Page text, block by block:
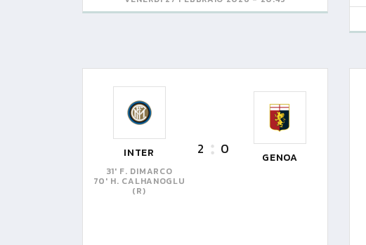
INTER
31' F. DIMARCO
70' H. CALHANOGLU
(R)
2 0 GENOA